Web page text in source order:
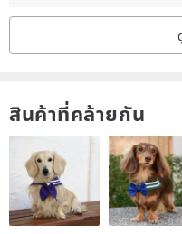
It is recommended to use a
and hand wash when washing
สินค้าที่คล้ายกัน